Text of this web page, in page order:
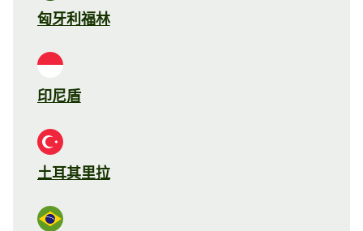
匈牙利福林
印尼盾
土耳其里拉